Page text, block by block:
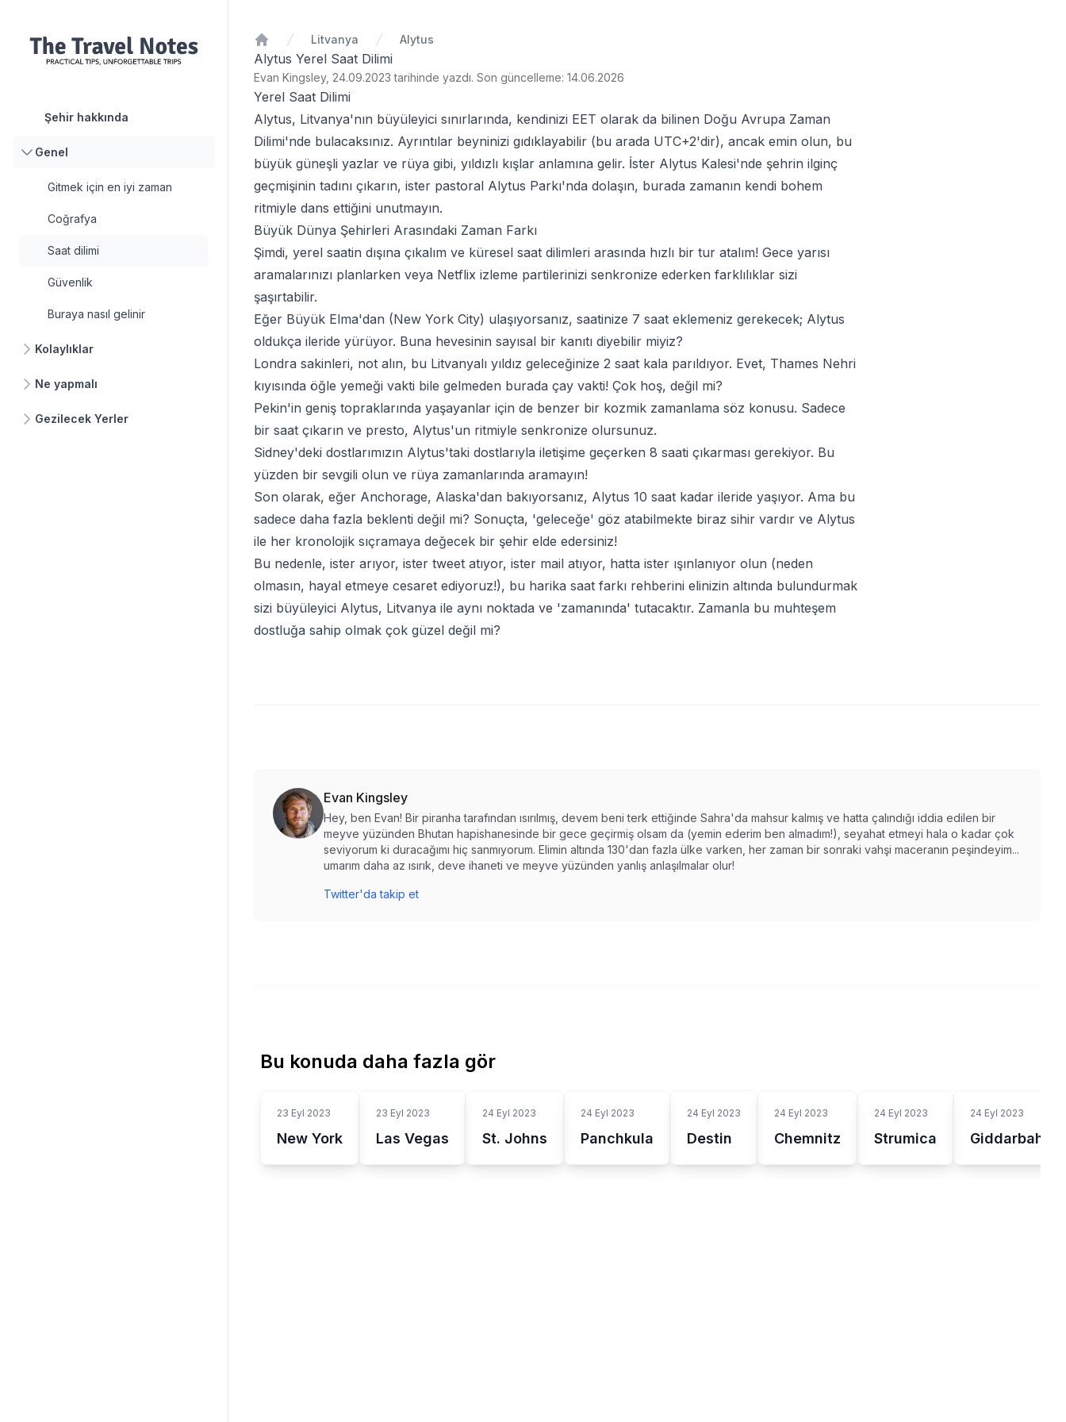
Şehir hakkında
Genel
Gitmek için en iyi zaman
Coğrafya
Saat dilimi
Güvenlik
Buraya nasıl gelinir
Kolaylıklar
Ne yapmalı
Gezilecek Yerler
Ana Sayfa
Litvanya Alytus
Alytus Yerel Saat Dilimi
Evan Kingsley, 24.09.2023 tarihinde yazdı. Son güncelleme: 14.06.2026
Yerel Saat Dilimi
Alytus, Litvanya'nın büyüleyici sınırlarında, kendinizi EET olarak da bilinen Doğu Avrupa Zaman
Dilimi'nde bulacaksınız. Ayrıntılar beyninizi gıdıklayabilir (bu arada UTC+2'dir), ancak emin olun, bu
büyük güneşli yazlar ve rüya gibi, yıldızlı kışlar anlamına gelir. İster Alytus Kalesi'nde şehrin ilginç
geçmişinin tadını çıkarın, ister pastoral Alytus Parkı'nda dolaşın, burada zamanın kendi bohem
ritmiyle dans ettiğini unutmayın.
Büyük Dünya Şehirleri Arasındaki Zaman Farkı
Şimdi, yerel saatin dışına çıkalım ve küresel saat dilimleri arasında hızlı bir tur atalım! Gece yarısı
aramalarınızı planlarken veya Netflix izleme partilerinizi senkronize ederken farklılıklar sizi
şaşırtabilir.
Eğer Büyük Elma'dan (New York City) ulaşıyorsanız, saatinize 7 saat eklemeniz gerekecek; Alytus
oldukça ileride yürüyor. Buna hevesinin sayısal bir kanıtı diyebilir miyiz?
Londra sakinleri, not alın, bu Litvanyalı yıldız geleceğinize 2 saat kala parıldıyor. Evet, Thames Nehri
kıyısında öğle yemeği vakti bile gelmeden burada çay vakti! Çok hoş, değil mi?
Pekin'in geniş topraklarında yaşayanlar için de benzer bir kozmik zamanlama söz konusu. Sadece
bir saat çıkarın ve presto, Alytus'un ritmiyle senkronize olursunuz.
Sidney'deki dostlarımızın Alytus'taki dostlarıyla iletişime geçerken 8 saati çıkarması gerekiyor. Bu
yüzden bir sevgili olun ve rüya zamanlarında aramayın!
Son olarak, eğer Anchorage, Alaska'dan bakıyorsanız, Alytus 10 saat kadar ileride yaşıyor. Ama bu
sadece daha fazla beklenti değil mi? Sonuçta, 'geleceğe' göz atabilmekte biraz sihir vardır ve Alytus
ile her kronolojik sıçramaya değecek bir şehir elde edersiniz!
Bu nedenle, ister arıyor, ister tweet atıyor, ister mail atıyor, hatta ister ışınlanıyor olun (neden
olmasın, hayal etmeye cesaret ediyoruz!), bu harika saat farkı rehberini elinizin altında bulundurmak
sizi büyüleyici Alytus, Litvanya ile aynı noktada ve 'zamanında' tutacaktır. Zamanla bu muhteşem
dostluğa sahip olmak çok güzel değil mi?
Evan Kingsley
Hey, ben Evan! Bir piranha tarafından ısırılmış, devem beni terk ettiğinde Sahra'da mahsur kalmış ve hatta çalındığı iddia edilen bir
meyve yüzünden Bhutan hapishanesinde bir gece geçirmiş olsam da (yemin ederim ben almadım!), seyahat etmeyi hala o kadar çok
seviyorum ki duracağımı hiç sanmıyorum. Elimin altında 130'dan fazla ülke varken, her zaman bir sonraki vahşi maceranın peşindeyim...
umarım daha az ısırık, deve ihaneti ve meyve yüzünden yanlış anlaşılmalar olur!
Twitter'da takip et
Bu konuda daha fazla gör
23 Eyl 2023
New York
23 Eyl 2023
Las Vegas
24 Eyl 2023
St. Johns
24 Eyl 2023
Panchkula
24 Eyl 2023
Destin
24 Eyl 2023
Chemnitz
24 Eyl 2023
Strumica
24 Eyl 2023
Giddarbaha